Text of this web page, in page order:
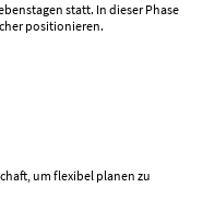
statt. In dieser Phase
positionieren.
um flexibel planen zu